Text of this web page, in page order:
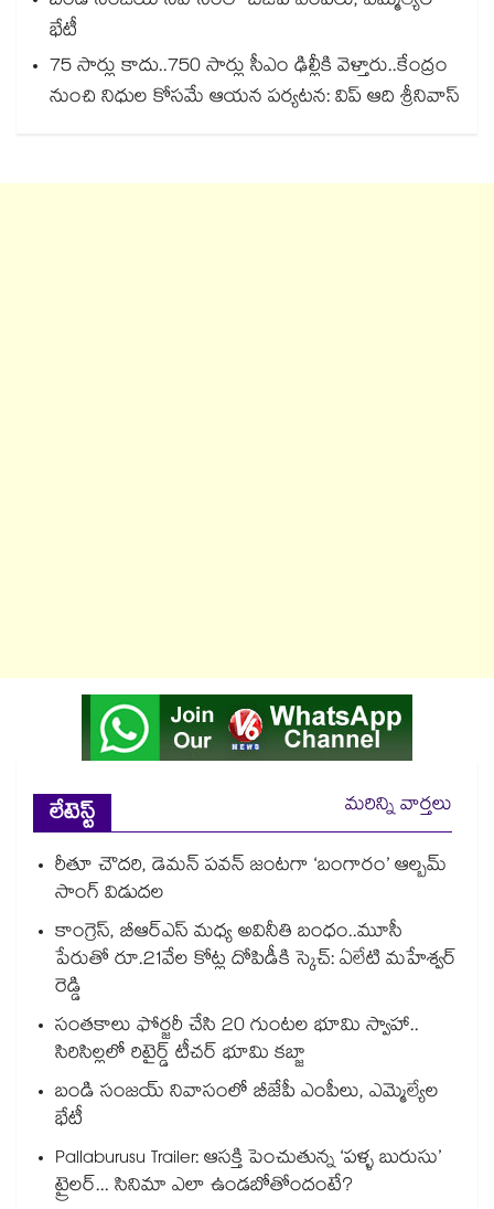
భేటీ
75 సార్లు కాదు..75‌‌‌‌‌‌‌‌0 సార్లు సీఎం ఢిల్లీకి వెళ్తారు..కేంద్రం
నుంచి నిధుల కోసమే ఆయన పర్యటన: విప్ ఆది శ్రీనివాస్
లేటెస్ట్
మరిన్ని వార్తలు
రీతూ చౌదరి, డెమన్ పవన్ జంటగా ‘బంగారం’ ఆల్బమ్
సాంగ్ విడుదల
కాంగ్రెస్, బీఆర్ఎస్ మధ్య అవినీతి బంధం..మూసీ
పేరుతో రూ.21వేల కోట్ల దోపిడీకి స్కెచ్: ఏలేటి మహేశ్వర్
రెడ్డి
సంతకాలు ఫోర్జరీ చేసి 20 గుంటల భూమి స్వాహా..
సిరిసిల్లలో రిటైర్డ్ టీచర్ భూమి కబ్జా
బండి సంజయ్ నివాసంలో బీజేపీ ఎంపీలు, ఎమ్మెల్యేల
భేటీ
Pallaburusu Trailer: ఆసక్తి పెంచుతున్న ‘పళ్ళ బురుసు’
ట్రైలర్... సినిమా ఎలా ఉండబోతోందంటే?